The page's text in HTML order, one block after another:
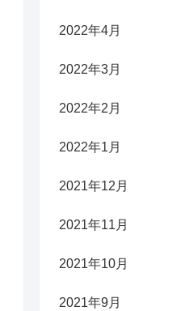
2022年4月
2022年3月
2022年2月
2022年1月
2021年12月
2021年11月
2021年10月
2021年9月